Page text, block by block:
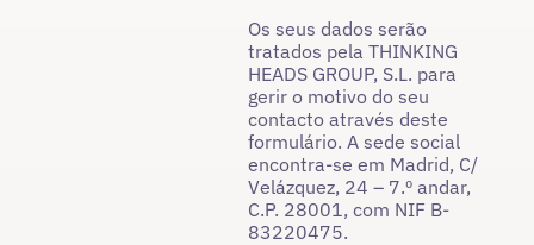
Os seus dados serão
tratados pela THINKING
HEADS GROUP, S.L. para
gerir o motivo do seu
contacto através deste
formulário. A sede social
encontra-se em Madrid, C/
Velázquez, 24 – 7.º andar,
C.P. 28001, com NIF B-
83220475.